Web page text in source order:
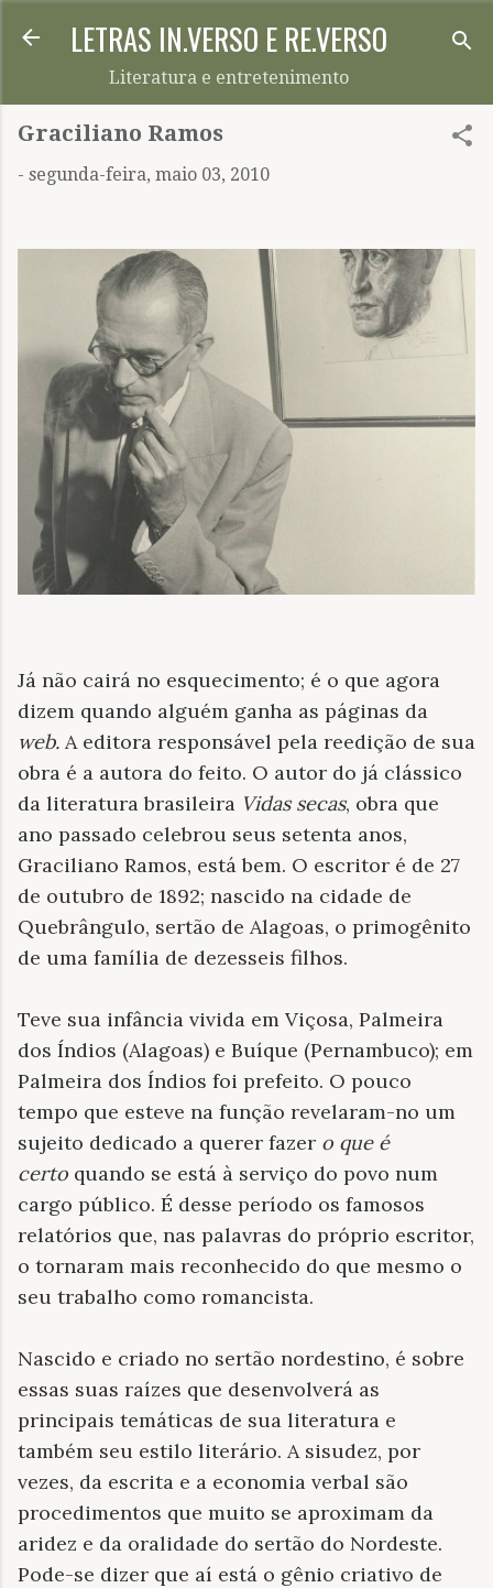
Pular para o conteúdo principal
LETRAS IN.VERSO E RE.VERSO
Literatura e entretenimento
Graciliano Ramos
- segunda-feira, maio 03, 2010
Já não cairá no esquecimento; é o que agora
dizem quando alguém ganha as páginas da
web. A editora responsável pela reedição de sua
obra é a autora do feito. O autor do já clássico
da literatura brasileira Vidas secas, obra que
ano passado celebrou seus setenta anos,
Graciliano Ramos, está bem. O escritor é de 27
de outubro de 1892; nascido na cidade de
Quebrângulo, sertão de Alagoas, o primogênito
de uma família de dezesseis filhos.
Teve sua infância vivida em Viçosa, Palmeira
dos Índios (Alagoas) e Buíque (Pernambuco); em
Palmeira dos Índios foi prefeito. O pouco
tempo que esteve na função revelaram-no um
sujeito dedicado a querer fazer o que é
certo quando se está à serviço do povo num
cargo público. É desse período os famosos
relatórios que, nas palavras do próprio escritor,
o tornaram mais reconhecido do que mesmo o
seu trabalho como romancista.
Nascido e criado no sertão nordestino, é sobre
essas suas raízes que desenvolverá as
principais temáticas de sua literatura e
também seu estilo literário. A sisudez, por
vezes, da escrita e a economia verbal são
procedimentos que muito se aproximam da
aridez e da oralidade do sertão do Nordeste.
Pode-se dizer que aí está o gênio criativo de